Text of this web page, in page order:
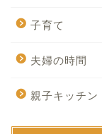
子育て
夫婦の時間
親子キッチン